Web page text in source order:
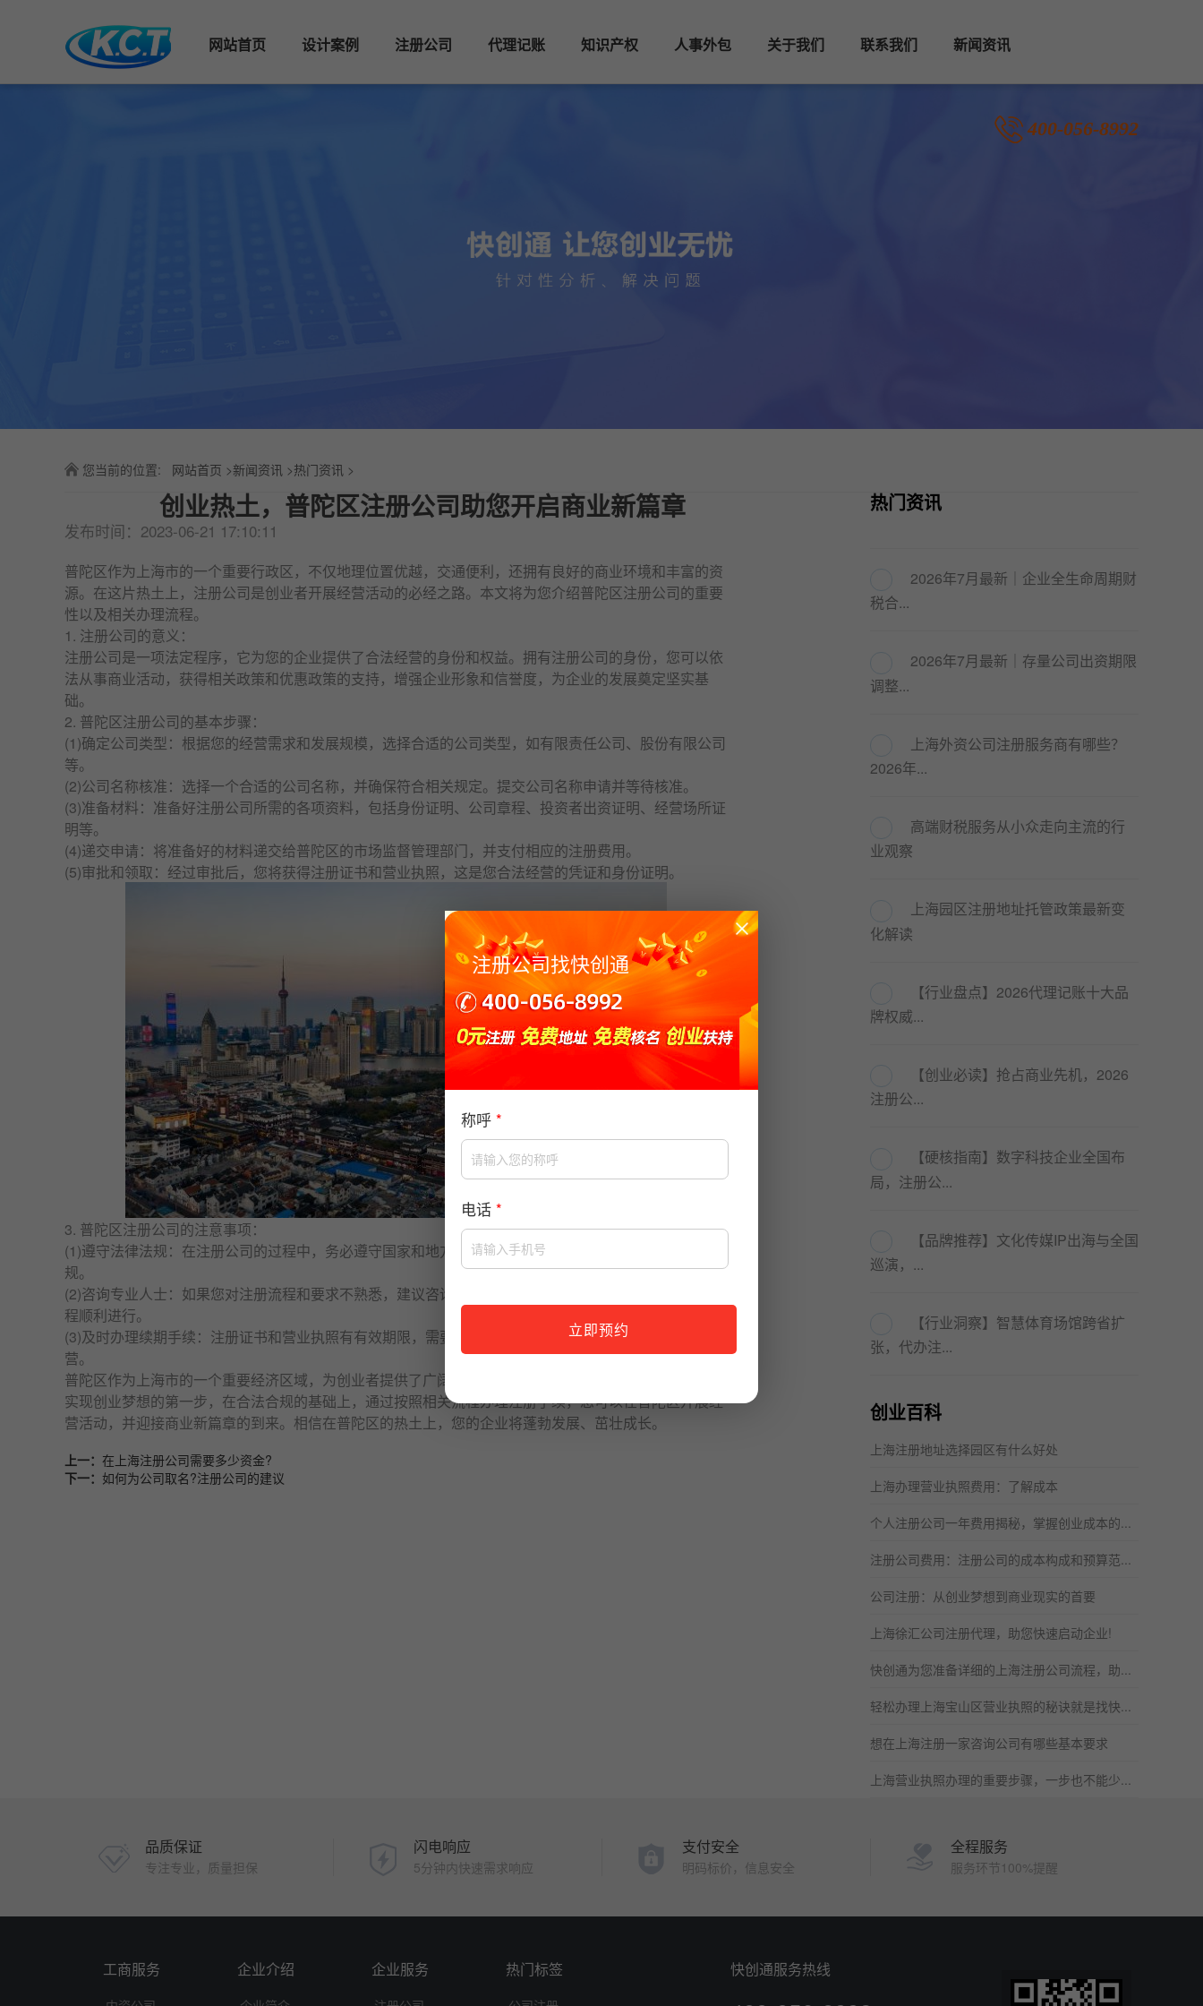
网站首页 设计案例 注册公司 代理记账 知识产权 人事外包 关于我们 联系我们 新闻资讯
400-056-8992
您当前的位置: 网站首页 >新闻资讯 >热门资讯 >
创业热土，普陀区注册公司助您开启商业新篇章
发布时间：2023-06-21 17:10:11
普陀区作为上海市的一个重要行政区，不仅地理位置优越，交通便利，还拥有良好的商业环境和丰富的资
源。在这片热土上， 注册公司是创业者开展经营活动的必经之路。本文将为您介绍普陀区注册公司的重要
性以及相关办理流程。
1. 注册公司的意义：
注册公司是一项法定程序，它为您的企业提供了合法经营的身份和权益。拥有注册公司的身份，您可以依
法从事商业活动，获得相关政策和优惠政策的支持，增强企业形象和信誉度，为企业的发展奠定坚实基
础。
2. 普陀区注册公司的基本步骤：
(1)确定公司类型：根据您的经营需求和发展规模，选择合适的公司类型，如有限责任公司、股份有限公司
等。
(2)公司名称核准：选择一个合适的公司名称，并确保符合相关规定。提交公司名称申请并等待核准。
(3)准备材料：准备好注册公司所需的各项资料，包括身份证明、公司章程、投资者出资证明、经营场所证
明等。
(4)递交申请：将准备好的材料递交给普陀区的市场监督管理部门，并支付相应的注册费用。
(5)审批和领取：经过审批后，您将获得注册证书和营业执照，这是您合法经营的凭证和身份证明。
3. 普陀区注册公司的注意事项：
(1)遵守法律法规：在注册公司的过程中，务必遵守国家和地方的法律法规，确保申请和经营活动合法合
规。
(2)咨询专业人士：如果您对注册流程和要求不熟悉，建议咨询专业的注册
程顺利进行。
(3)及时办理续期手续：注册证书和营业执照有有效期限，需要在到期前办理续期手续，确保持续合法经
营。
普陀区作为上海市的一个重要经济区域，为创业者提供了广阔的发展机会和良好的商业环境。
实现创业梦想的第一步，在合法合规的基础上，通过按照相关流程办理注册手续，您可以在普陀区开展经
营活动，并迎接商业新篇章的到来。相信在普陀区的热土上，您的企业将蓬勃发展、茁壮成长。
上一： 在上海注册公司需要多少资金?
下一： 如何为公司取名?注册公司的建议
热门资讯
2026年7月最新｜企业全生命周期财
税合...
2026年7月最新｜存量公司出资期限
调整...
上海外资公司注册服务商有哪些？
2026年...
高端财税服务从小众走向主流的行
业观察
上海园区注册地址托管政策最新变
化解读
【行业盘点】2026代理记账十大品
牌权威...
【创业必读】抢占商业先机，2026
注册公...
【硬核指南】数字科技企业全国布
局，注册公...
【品牌推荐】文化传媒IP出海与全国
巡演，...
【行业洞察】智慧体育场馆跨省扩
张，代办注...
创业百科
上海注册地址选择园区有什么好处
上海办理营业执照费用：了解成本
个人注册公司一年费用揭秘，掌握创业成本的...
注册公司费用：注册公司的成本构成和预算范...
公司注册：从创业梦想到商业现实的首要
上海徐汇公司注册代理，助您快速启动企业!
快创通为您准备详细的上海注册公司流程，助...
轻松办理上海宝山区营业执照的秘诀就是找快...
想在上海注册一家咨询公司有哪些基本要求
上海营业执照办理的重要步骤，一步也不能少...
品质保证
专注专业，质量担保
闪电响应
5分钟内快速需求响应
支付安全
明码标价，信息安全
全程服务
服务环节100%提醒
工商服务 企业介绍 企业服务 热门标签 快创通服务热线
注册公司找快创通
称呼 *
电话 *
立即预约